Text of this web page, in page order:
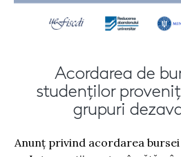
Acordarea de
studenților
grupuri
Anunț privind acordarea